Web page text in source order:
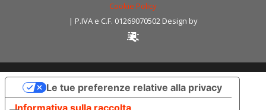
Cookie Policy
| P.IVA e C.F. 01269070502 Design by
Le tue preferenze relative alla privacy